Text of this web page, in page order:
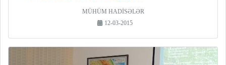
MÜHÜM HADİSƏLƏR
12-03-2015